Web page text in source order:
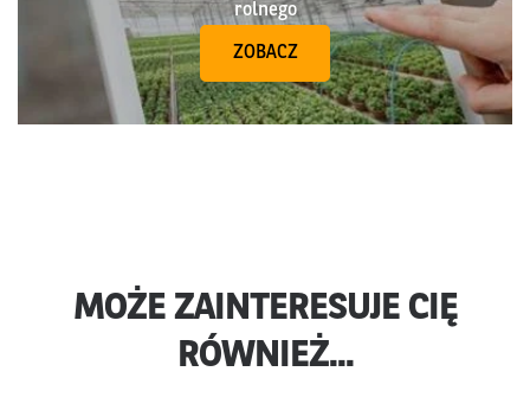
rolnego
ZOBACZ
MOŻE ZAINTERESUJE CIĘ
RÓWNIEŻ...